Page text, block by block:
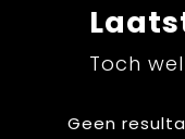
Toch
Geen